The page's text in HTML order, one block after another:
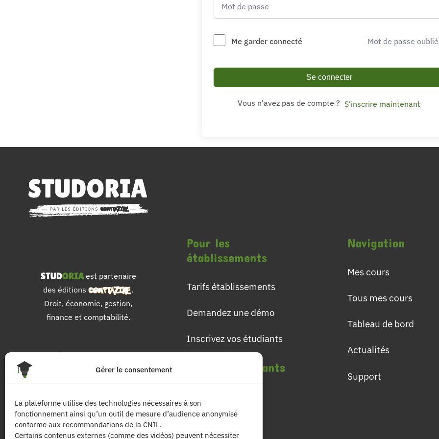
Gérer le consentement
La plateforme utilise des technologies nécessaires à son
fonctionnement ainsi qu’un outil de mesure d’audience anonymisé
conforme aux recommandations de la CNIL.
Certains contenus externes (comme des vidéos) peuvent nécessiter
Me garder connecté Mot de passe
Se connecter
Vous n’avez pas de compte ? S’inscrire maintenant
est partenaire
des éditions
.
Droit, économie, gestion,
finance et comptabilité.
Pour les
établissements
Tarifs établissements
Demandez une démo
Inscrivez vos étudiants
Pour les étudiants
Navigation
Mes cours
Tous mes cours
Tableau de bord
Actualités
Support